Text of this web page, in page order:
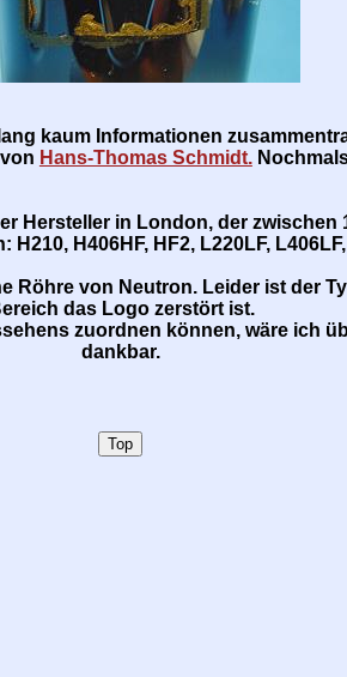
kaum Informationen
Hans-Thomas Schmidt.
Hersteller in London, der zwischen
H406HF, HF2, L220LF,
Röhre von Neutron. Leider ist der
das Logo zerstört ist.
zuordnen können, wäre ich
dankbar.